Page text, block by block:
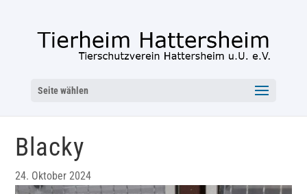
Seite wählen
Blacky
24. Oktober 2024